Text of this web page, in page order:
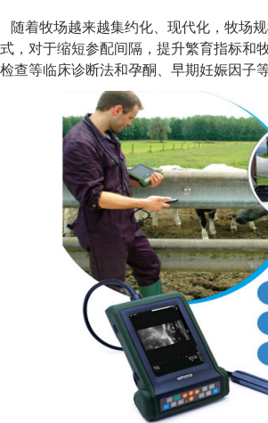
随着牧场越来越集约化、现代化，牧场
式，对于缩短参配间隔，提升繁育指标和
检查等临床诊断法和孕酮、早期妊娠因子